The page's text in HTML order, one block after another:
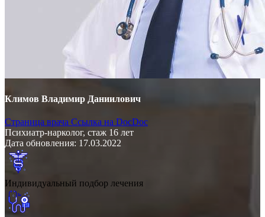
Климов Владимир Даниилович
Страница врача Ссылка на DocDoc
Психиатр-нарколог, стаж 16 лет
Дата обновления: 17.03.2022
Индивидуальный подбор лечения